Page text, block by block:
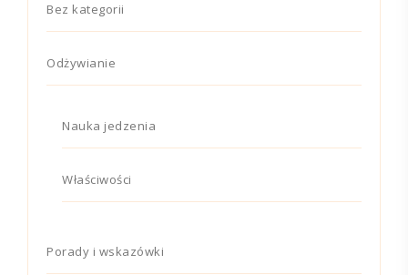
Bez kategorii
Odżywianie
Nauka jedzenia
Właściwości
Porady i wskazówki